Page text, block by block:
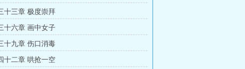
十三章 极度崇拜
十六章 画中女子
十九章 伤口消毒
十二章 哄抢一空